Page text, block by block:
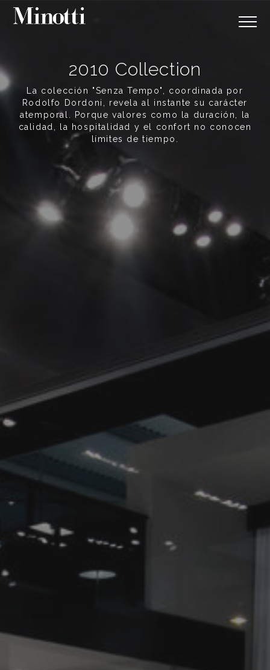
2010 Collection
La colección "Senza Tempo", coordinada por
Rodolfo Dordoni, revela al instante su carácter
atemporal. Porque valores como la duración, la
calidad, la hospitalidad y el confort no conocen
límites de tiempo.